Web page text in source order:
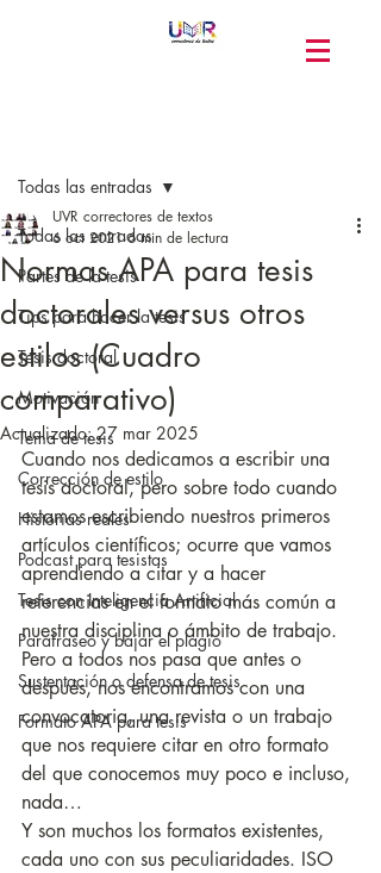
Todas las entradas
Partes de la tesis
Tips para hacer la tesis
Tesis doctoral
Motivación
Tema de tesis
Corrección de estilo
Historias reales
Podcast para tesistas
Tesis con Inteligencia Artificial
Parafraseo y bajar el plagio
Sustentación o defensa de tesis
Formato APA para tesis
Todas las entradas
Normas APA para tesis
doctorales versus otros
estilos (Cuadro
comparativo)
UVR correctores de textos
6 oct 2021 6 min de lectura
Actualizado:27 mar 2025
Cuando nos dedicamos a escribir una
tesis doctoral, pero sobre todo cuando
estamos escribiendo nuestros primeros
artículos científicos; ocurre que vamos
aprendiendo a citar y a hacer
referencias en el formato más común a
nuestra disciplina o ámbito de trabajo.
Pero a todos nos pasa que antes o
después, nos encontramos con una
convocatoria, una revista o un trabajo
que nos requiere citar en otro formato
del que conocemos muy poco e incluso,
nada…
Y son muchos los formatos existentes,
cada uno con sus peculiaridades. ISO